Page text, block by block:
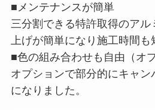
■メンテナンスが簡単
三分割できる特許取得のアル
上げが簡単になり施工時間も
■色の組み合わせも自由（オ
オプションで部分的にキャ
になりました。